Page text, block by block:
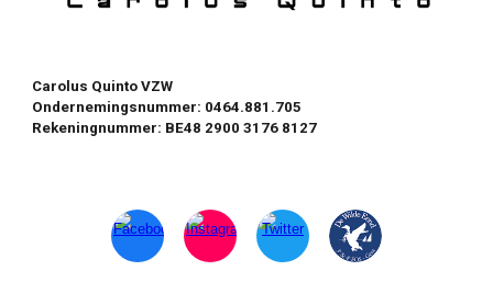
Carolus Quinto VZW
Ondernemingsnummer: 0464.881.705
Rekeningnummer: BE48 2900 3176 8127